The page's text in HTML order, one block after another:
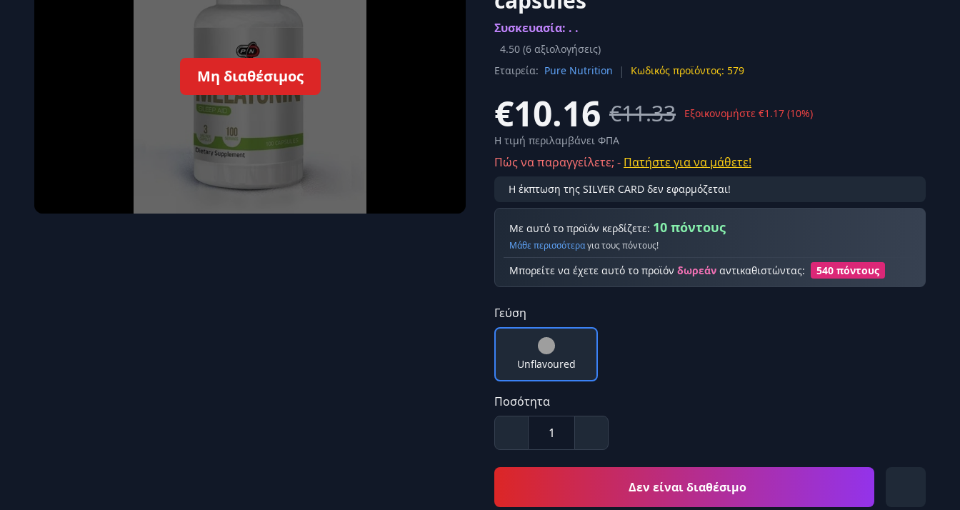
Όγκου
Μη διαθέσιμος
Συσκευασία: . .
4.50 (6 αξιολογήσεις)
Εταιρεία: Pure Nutrition | Κωδικός προϊόντος: 579
€10.16 €11.33
Εξοικονομήστε €1.17 (10%)
Η τιμή περιλαμβάνει ΦΠΑ
Πώς να παραγγείλετε; - Πατήστε για να μάθετε!
Η έκπτωση της SILVER CARD δεν εφαρμόζεται!
Με αυτό το προϊόν κερδίζετε: 10 πόντους
Μάθε περισσότεραγια τους πόντους!
Μπορείτε να έχετε αυτό το προϊόν δωρεάν αντικαθιστώντας: 540 πόντους
Γεύση
Unflavoured
Ποσότητα
Δεν είναι διαθέσιμο
Σύνδεση
Εγγραφείτε εδώ
Επιστροφή